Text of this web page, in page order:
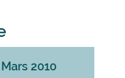
Mars 2010